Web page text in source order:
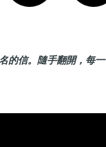
的信。隨手翻開，每